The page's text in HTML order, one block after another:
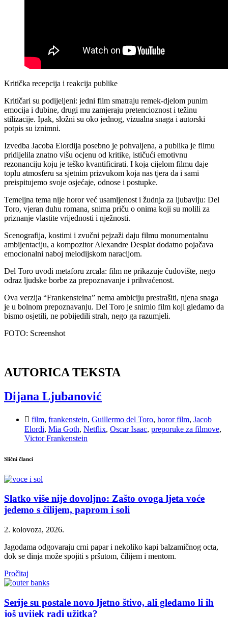
Kritička recepcija i reakcija publike
Kritičari su podijeljeni: jedni film smatraju remek-djelom punim
emocija i dubine, drugi mu zamjeraju pretencioznost i težinu
stilizacije. Ipak, složni su oko jednog, vizualna snaga i autorski
potpis su iznimni.
Izvedba Jacoba Elordija posebno je pohvaljena, a publika je filmu
pridijelila znatno višu ocjenu od kritike, ističući emotivnu
rezonanciju koju je teško kvantificirati.​ I koja cijelom filmu daje
toplu atmosferu sa sjetnim prizvukom koja nas tjera da i sami
preispitujemo svoje osjećaje, odnose i postupke.
Temeljna tema nije horor već usamljenost i žudnja za ljubavlju: Del
Toro, vjeran duhu romana, snima priču o onima koji su molili za
priznanje vlastite vrijednosti i nježnosti.
Scenografija, kostimi i zvučni pejzaži daju filmu monumentalnu
ambijentaciju, a kompozitor Alexandre Desplat dodatno pojačava
emocionalni naboj melodijskom naracijom.​
Del Toro uvodi metaforu zrcala: film ne prikazuje čudovište, nego
odraz ljudske borbe za prepoznavanje i prihvaćenost.
Ova verzija “Frankensteina” nema ambiciju prestrašiti, njena snaga
je u bolnom prepoznavanju. Del Toro je snimio film koji gledamo da
bismo osjetili, ne pobijedili strah, nego ga razumjeli.
FOTO: Screenshot
AUTORICA TEKSTA
Dijana Ljubanović
film, frankenstein, Guillermo del Toro, horor film, Jacob
Elordi, Mia Goth, Netflix, Oscar Isaac, preporuke za filmove,
Victor Frankenstein
Slični članci
Slatko više nije dovoljno: Zašto ovoga ljeta voće
jedemo s čilijem, paprom i soli
2. kolovoza, 2026.
Jagodama odgovaraju crni papar i nekoliko kapi balzamičnog octa,
dok se dinja može spojiti s pršutom, čilijem i mentom.
Pročitaj
Serije su postale novo ljetno štivo, ali gledamo li ih
još uvijek radi užitka?